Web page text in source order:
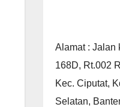
Alamat : Jalan
168D, Rt.002
Kec. Ciputat,
Selatan,